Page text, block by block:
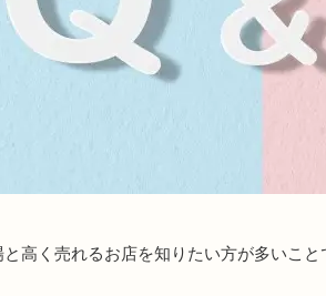
高く売れるお店を知りたい方が多いこと